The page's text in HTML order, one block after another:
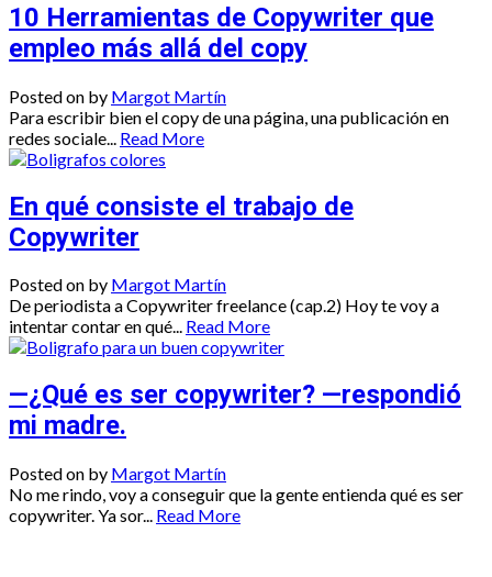
10 Herramientas de Copywriter que
empleo más allá del copy
Posted on by Margot Martín
Para escribir bien el copy de una página, una publicación en
redes sociale...
Read More
En qué consiste el trabajo de
Copywriter
Posted on by Margot Martín
De periodista a Copywriter freelance (cap.2) Hoy te voy a
intentar contar en qué... Read More
—¿Qué es ser copywriter? —respondió
mi madre.
Posted on by Margot Martín
No me rindo, voy a conseguir que la gente entienda qué es ser
copywriter. Ya sor... Read More